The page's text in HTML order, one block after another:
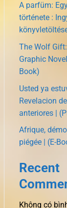
A parfüm:
története :
The Wolf
Graphic
Book)
Usted ya
Revelacion
anteriores |
Afrique,
piégée | (E-
Recent
Không có